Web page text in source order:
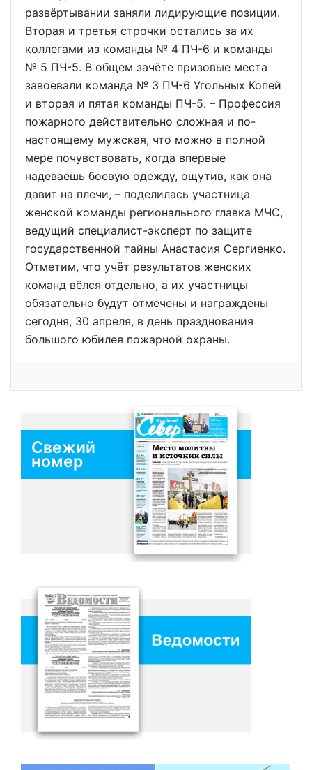
развёртывании заняли лидирующие позиции.
Вторая и третья строчки остались за их
коллегами из команды № 4 ПЧ-6 и команды
№ 5 ПЧ-5. В общем зачёте призовые места
завоевали команда № 3 ПЧ-6 Угольных Копей
и вторая и пятая команды ПЧ-5. – Профессия
пожарного действительно сложная и по-
настоящему мужская, что можно в полной
мере почувствовать, когда впервые
надеваешь боевую одежду, ощутив, как она
давит на плечи, – поделилась участница
женской команды регионального главка МЧС,
ведущий специалист-эксперт по защите
государственной тайны Анастасия Сергиенко.
Отметим, что учёт результатов женских
команд вёлся отдельно, а их участницы
обязательно будут отмечены и награждены
сегодня, 30 апреля, в день празднования
большого юбилея пожарной охраны.
Свежий
номер